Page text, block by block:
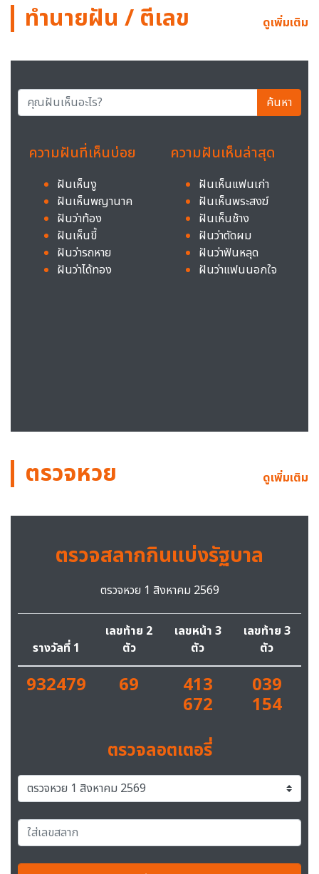
ทำนายฝัน / ตีเลข ดูเพิ่มเติม
ค้นหา
ความฝันที่เห็นบ่อย
ฝันเห็นงู
ฝันเห็นพญานาค
ฝันว่าท้อง
ฝันเห็นขี้
ฝันว่ารถหาย
ฝันว่าได้ทอง
ความฝันเห็นล่าสุด
ฝันเห็นแฟนเก่า
ฝันเห็นพระสงฆ์
ฝันเห็นช้าง
ฝันว่าตัดผม
ฝันว่าฟันหลุด
ฝันว่าแฟนนอกใจ
ตรวจหวย ดูเพิ่มเติม
ตรวจสลากกินแบ่งรัฐบาล
ตรวจหวย 1 สิงหาคม 2569
รางวัลที่ 1
เลขท้าย 2
ตัว
เลขหน้า 3
ตัว
เลขท้าย 3
ตัว
932479 69 413
672
039
154
ตรวจลอตเตอรี่